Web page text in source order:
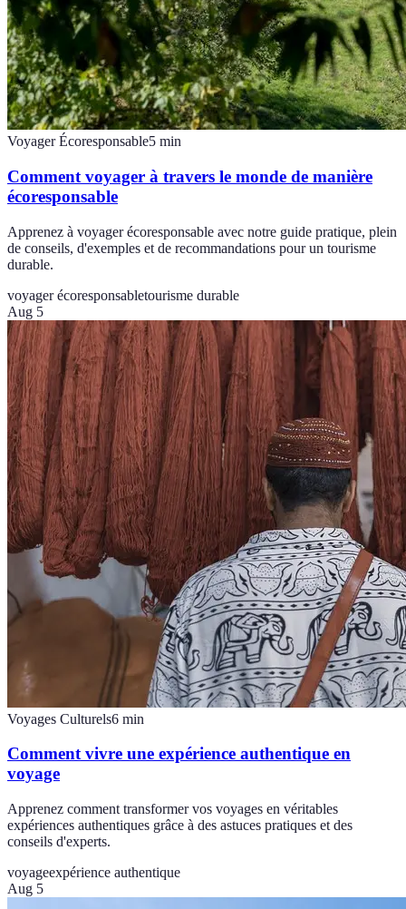
Voyager Écoresponsable5 min
Comment voyager à travers le monde de manière
écoresponsable
Apprenez à voyager écoresponsable avec notre guide pratique, plein
de conseils, d'exemples et de recommandations pour un tourisme
durable.
voyager écoresponsabletourisme durable
Aug 5
Voyages Culturels6 min
Comment vivre une expérience authentique en
voyage
Apprenez comment transformer vos voyages en véritables
expériences authentiques grâce à des astuces pratiques et des
conseils d'experts.
voyageexpérience authentique
Aug 5